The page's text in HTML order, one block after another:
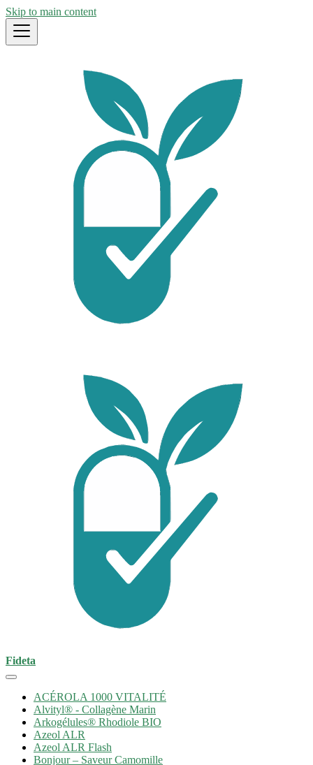
Skip to main content
Fideta
ACÉROLA 1000 VITALITÉ
Alvityl® - Collagène Marin
Arkogélules® Rhodiole BIO
Azeol ALR
Azeol ALR Flash
Bonjour – Saveur Camomille